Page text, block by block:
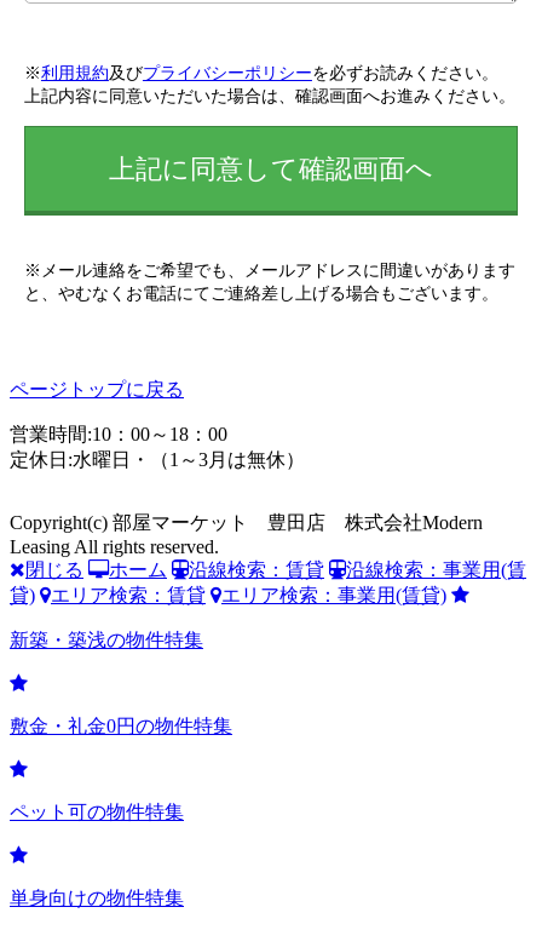
※利用規約及びプライバシーポリシーを必ずお読みください。
上記内容に同意いただいた場合は、確認画面へお進みください。
上記に同意して確認画面へ
※メール連絡をご希望でも、メールアドレスに間違いがあります
と、やむなくお電話にてご連絡差し上げる場合もございます。
ページトップに戻る
営業時間:10：00～18：00
定休日:水曜日・（1～3月は無休）
Copyright(c) 部屋マーケット 豊田店 株式会社Modern
Leasing All rights reserved.
閉じる
ホーム 沿線検索：賃貸
沿線検索：事業用(賃
貸)
エリア検索：賃貸 エリア検索：事業用(賃貸)
新築・築浅の物件特集
敷金・礼金0円の物件特集
ペット可の物件特集
単身向けの物件特集